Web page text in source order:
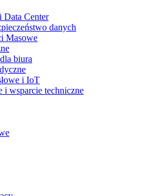
Data Center
danych
Masowe
biura
i IoT
i wsparcie techniczne